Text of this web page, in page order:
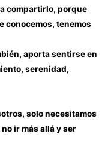
compartirlo, porque
conocemos, tenemos
aporta sentirse en
serenidad,
solo necesitamos
ir más allá y ser